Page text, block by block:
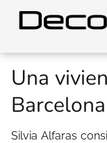
Una
Barcelona
Silvia Alfaras